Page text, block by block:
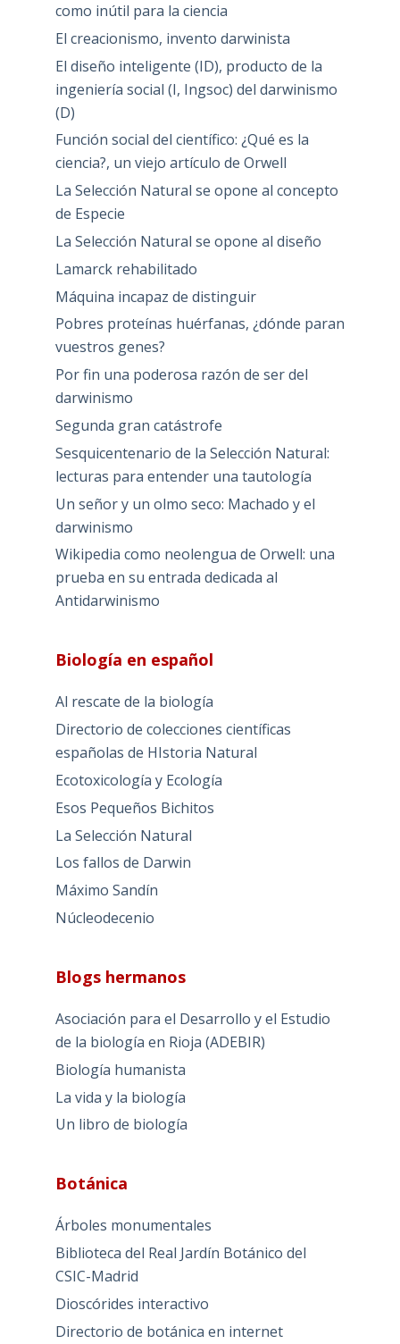
como inútil para la ciencia
El creacionismo, invento darwinista
El diseño inteligente (ID), producto de la
ingeniería social (I, Ingsoc) del darwinismo
(D)
Función social del científico: ¿Qué es la
ciencia?, un viejo artículo de Orwell
La Selección Natural se opone al concepto
de Especie
La Selección Natural se opone al diseño
Lamarck rehabilitado
Máquina incapaz de distinguir
Pobres proteínas huérfanas, ¿dónde paran
vuestros genes?
Por fin una poderosa razón de ser del
darwinismo
Segunda gran catástrofe
Sesquicentenario de la Selección Natural:
lecturas para entender una tautología
Un señor y un olmo seco: Machado y el
darwinismo
Wikipedia como neolengua de Orwell: una
prueba en su entrada dedicada al
Antidarwinismo
Biología en español
Al rescate de la biología
Directorio de colecciones científicas
españolas de HIstoria Natural
Ecotoxicología y Ecología
Esos Pequeños Bichitos
La Selección Natural
Los fallos de Darwin
Máximo Sandín
Núcleodecenio
Blogs hermanos
Asociación para el Desarrollo y el Estudio
de la biología en Rioja (ADEBIR)
Biología humanista
La vida y la biología
Un libro de biología
Botánica
Árboles monumentales
Biblioteca del Real Jardín Botánico del
CSIC-Madrid
Dioscórides interactivo
Directorio de botánica en internet